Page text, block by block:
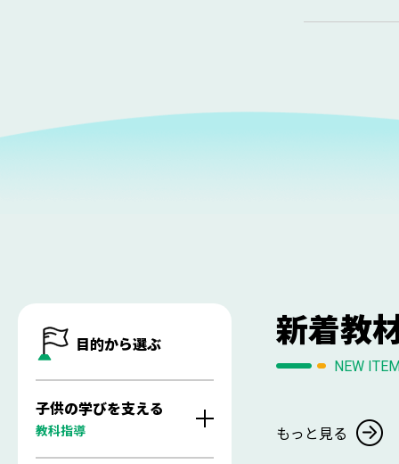
目的から選ぶ
子供の学びを支える
教科指導
新着教
NEW
もっと見る